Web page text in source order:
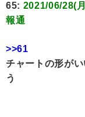
65: 2021/06/28(
報通
>>61
チャートの形が
う